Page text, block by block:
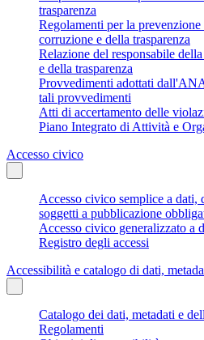
trasparenza
Regolamenti per la prevenzione
corruzione e della trasparenza
Relazione del responsabile
e della trasparenza
Provvedimenti adottati
tali provvedimenti
Atti di accertamento delle
Piano Integrato di Attività e
Accesso civico
Accesso civico semplice a dati,
soggetti a pubblicazione
Accesso civico generalizzato a
Registro degli accessi
Accessibilità e catalogo di dati,
Catalogo dei dati, metadati e
Regolamenti